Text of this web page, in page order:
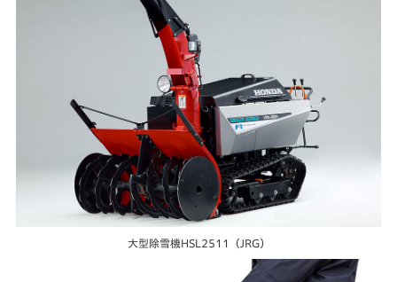
大型除雪機HSL2511（JRG）